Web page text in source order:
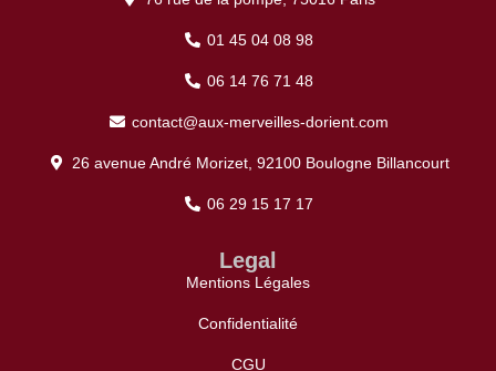
01 45 04 08 98
06 14 76 71 48
contact@aux-merveilles-dorient.com
26 avenue André Morizet, 92100 Boulogne Billancourt
06 29 15 17 17
Legal
Mentions Légales
Confidentialité
CGU